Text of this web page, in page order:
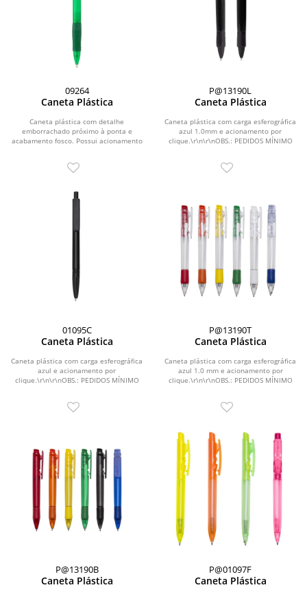
09264
Caneta Plástica
Caneta plástica com detalhe
emborrachado próximo à ponta e
acabamento fosco. Possui acionamento
P@13190L
Caneta Plástica
Caneta plástica com carga esferográfica
azul 1.0mm e acionamento por
clique.\r\n\r\nOBS.: PEDIDOS MÍNIMO
01095C
Caneta Plástica
Caneta plástica com carga esferográfica
azul e acionamento por
clique.\r\n\r\nOBS.: PEDIDOS MÍNIMO
P@13190T
Caneta Plástica
Caneta plástica com carga esferográfica
azul 1.0 mm e acionamento por
clique.\r\n\r\nOBS.: PEDIDOS MÍNIMO
P@13190B
Caneta Plástica
P@01097F
Caneta Plástica